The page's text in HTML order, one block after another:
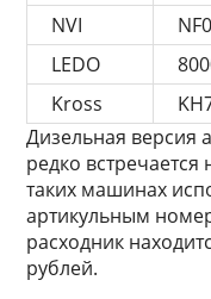
NVI
LEDO
Kross
Дизельная версия
редко
таких машинах
артикульным
расходник
рублей.